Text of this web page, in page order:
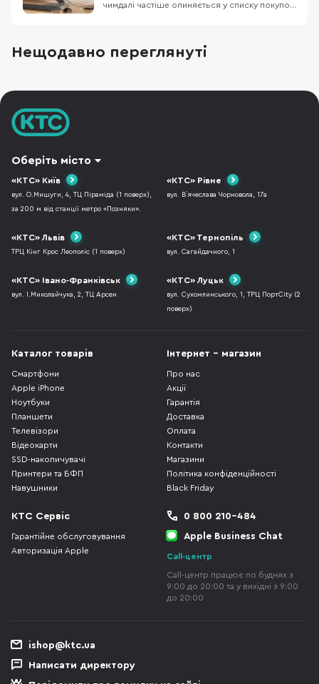
чимдалі частіше опиняється у списку покупок
вибору є ключовими? У цій статті розглянемо
основні переваги підставок для ноутбуків, а
Нещодавно переглянуті
Оберіть місто
«КТС» Київ
вул. О.Мишуги, 4, ТЦ Піраміда (1 поверх),
за 200 м від станції метро «Позняки».
«КТС» Рівне
вул. В`ячеслава Чорновола, 17а
«КТС» Львів
ТРЦ Кінг Крос Леополіс (1 поверх)
«КТС» Тернопіль
вул. Сагайдачного, 1
«КТС» Івано-Франківськ
вул. І.Миколайчука, 2, ТЦ Арсен
«КТС» Луцьк
вул. Сухомлинського, 1, ТРЦ ПортCity (2
поверх)
Каталог товарів
Смартфони
Apple iPhone
Ноутбуки
Планшети
Телевізори
Відеокарти
SSD-накопичувачі
Принтери та БФП
Навушники
Інтернет - магазин
Про нас
Акції
Гарантія
Доставка
Оплата
Контакти
Магазини
Політика конфіденційності
Black Friday
КТС Сервіс
Гарантійне обслуговування
Авторизація Apple
0 800 210-484
Apple Business Chat
Call-центр
Call-центр працює по буднях з
9:00 до 20:00 та у вихідні з 9:00
до 20:00
ishop@ktc.ua
Написати директору